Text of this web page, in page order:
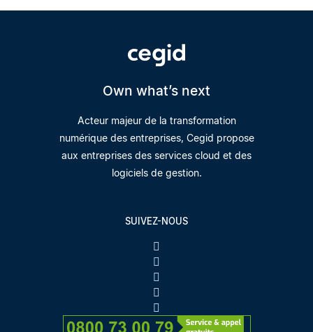
Own what’s next
Acteur majeur de la transformation
numérique des entreprises, Cegid propose
aux entreprises des services cloud et des
logiciels de gestion.
SUIVEZ-NOUS